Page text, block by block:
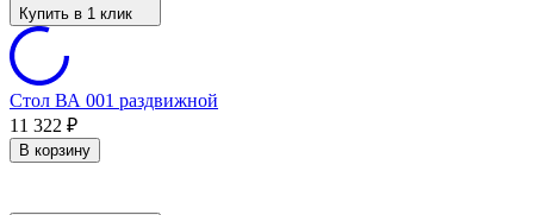
Купить в 1 клик
Стол ВА 001 раздвижной
11 322 ₽
В корзину